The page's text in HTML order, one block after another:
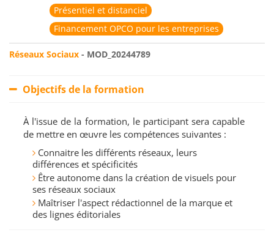
Présentiel et distanciel
Financement OPCO pour les entreprises
Réseaux Sociaux - MOD_20244789
Objectifs de la formation
À l'issue de la formation, le participant sera capable
de mettre en œuvre les compétences suivantes :
Connaitre les différents réseaux, leurs
différences et spécificités
Être autonome dans la création de visuels pour
ses réseaux sociaux
Maîtriser l'aspect rédactionnel de la marque et
des lignes éditoriales